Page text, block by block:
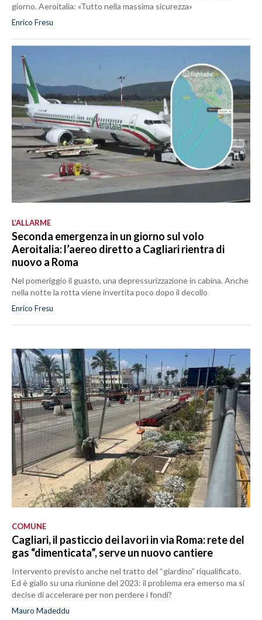
giorno. Aeroitalia: «Tutto nella massima sicurezza»
Enrico Fresu
L’ALLARME
Seconda emergenza in un giorno sul volo
Aeroitalia: l’aereo diretto a Cagliari rientra di
nuovo a Roma
Nel pomeriggio il guasto, una depressurizzazione in cabina. Anche
nella notte la rotta viene invertita poco dopo il decollo
Enrico Fresu
COMUNE
Cagliari, il pasticcio dei lavori in via Roma: rete del
gas “dimenticata”, serve un nuovo cantiere
Intervento previsto anche nel tratto del “giardino” riqualificato.
Ed è giallo su una riunione del 2023: il problema era emerso ma si
decise di accelerare per non perdere i fondi?
Mauro Madeddu